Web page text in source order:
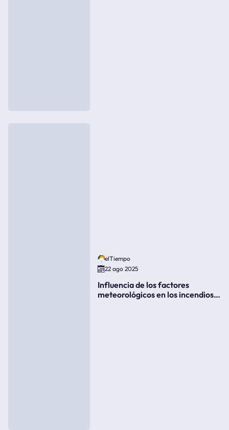
elTiempo
22 ago 2025
Influencia de los factores
meteorológicos en los incendios